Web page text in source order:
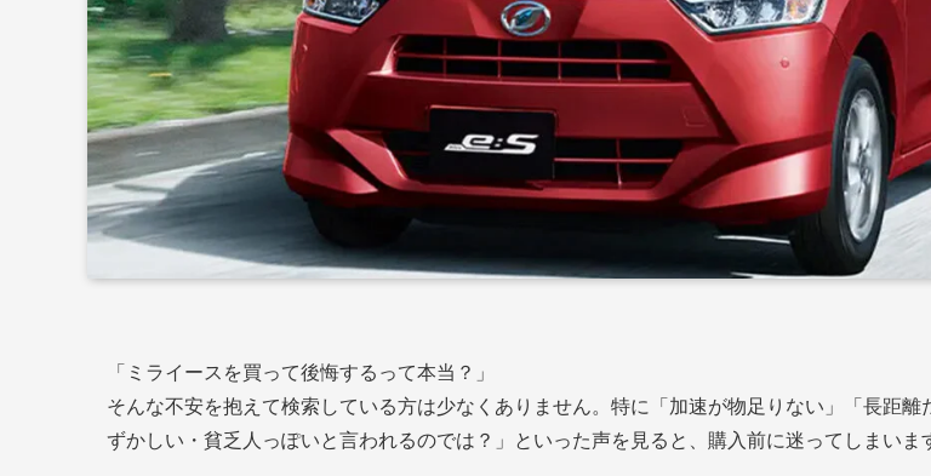
「ミライースを買って後悔するって本当？」
そんな不安を抱えて検索している方は少なくありません。特に「加速が物足りない」「長距離
ずかしい・貧乏人っぽいと言われるのでは？」といった声を見ると、購入前に迷ってしまいま